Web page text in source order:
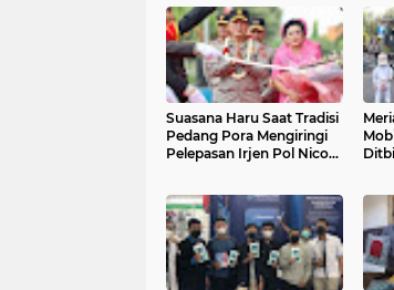
Suasana Haru Saat Tradisi
Pedang Pora Mengiringi
Pelepasan Irjen Pol Nico